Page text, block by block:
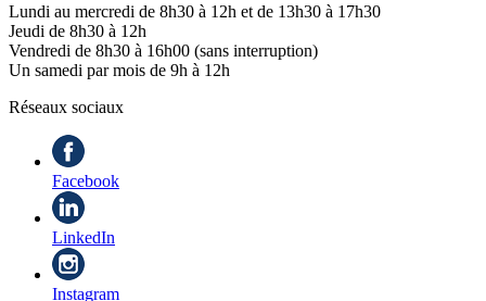
Lundi au mercredi de 8h30 à 12h et de 13h30 à 17h30
Jeudi de 8h30 à 12h
Vendredi de 8h30 à 16h00 (sans interruption)
Un samedi par mois de 9h à 12h
Réseaux sociaux
Facebook
LinkedIn
Instagram